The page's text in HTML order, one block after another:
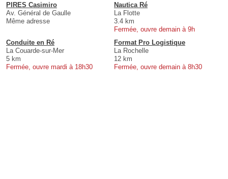
PIRES Casimiro
Av. Général de Gaulle
Même adresse
Nautica Ré
La Flotte
3.4 km
Fermée, ouvre demain à 9h
Conduite en Ré
La Couarde-sur-Mer
5 km
Fermée, ouvre mardi à 18h30
Format Pro Logistique
La Rochelle
12 km
Fermée, ouvre demain à 8h30